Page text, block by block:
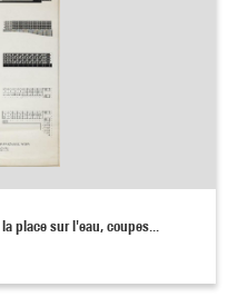
place sur l'eau, coupes...